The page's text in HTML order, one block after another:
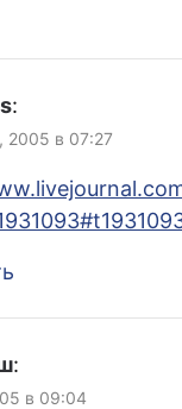
:
2005 в 07:27
:
в 09:04